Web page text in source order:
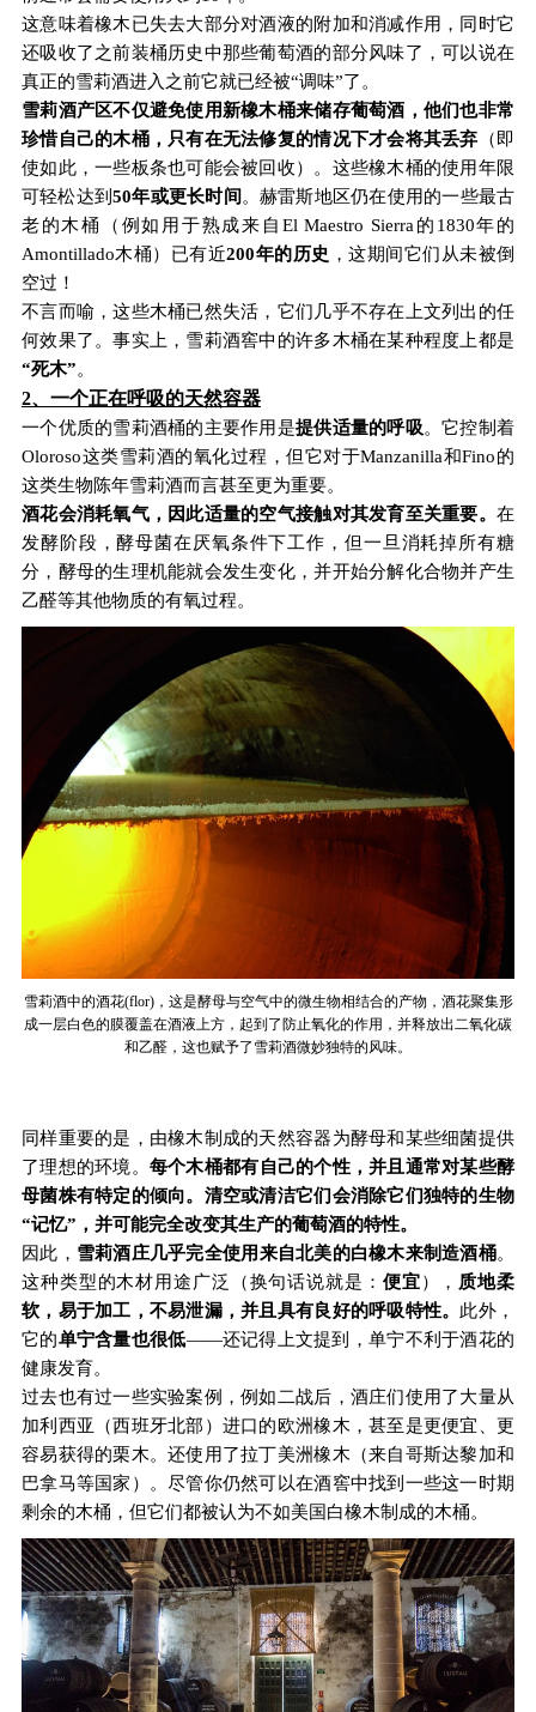
这意味着橡木已失去大部分对酒液的附加和消减作用，同时它
还吸收了之前装桶历史中那些葡萄酒的部分风味了，可以说在
真正的雪莉酒进入之前它就已经被“调味”了。
雪莉酒产区不仅避免使用新橡木桶来储存葡萄酒，他们也非常
珍惜自己的木桶，只有在无法修复的情况下才会将其丢弃 （即
使如此，一些板条也可能会被回收）。这些橡木桶的使用年限
可轻松达到50年或更长时间 。赫雷斯地区仍在使用的一些最古
老的木桶（例如用于熟成来自El Maestro Sierra的1830年的
Amontillado木桶）已有近200年的历史 ，这期间它们从未被倒
空过！
不言而喻，这些木桶已然失活，它们几乎不存在上文列出的任
何效果了。事实上，雪莉酒窖中的许多木桶在某种程度上都是
“死木”。
2、一个正在呼吸的天然容器
一个优质的雪莉酒桶的主要作用是提供适量的呼吸。它控制着
Oloroso这类雪莉酒的氧化过程，但它对于Manzanilla和Fino的
这类生物陈年雪莉酒而言甚至更为重要。
酒花会消耗氧气，因此适量的空气接触对其发育至关重要。 在
发酵阶段，酵母菌在厌氧条件下工作，但一旦消耗掉所有糖
分，酵母的生理机能就会发生变化，并开始分解化合物并产生
乙醛等其他物质的有氧过程。
雪莉酒中的酒花(flor)，这是酵母与空气中的微生物相结合的产物，酒花聚集形
成一层白色的膜覆盖在酒液上方，起到了防止氧化的作用，并释放出二氧化碳
和乙醛，这也赋予了雪莉酒微妙独特的风味。
同样重要的是，由橡木制成的天然容器为酵母和某些细菌提供
了理想的环境。 每个木桶都有自己的个性，并且通常对某些酵
母菌株有特定的倾向。清空或清洁它们会消除它们独特的生物
“记忆”，并可能完全改变其生产的葡萄酒的特性。
因此， 雪莉酒庄几乎完全使用来自北美的白橡木来制造酒桶。
这种类型的木材用途广泛（换句话说就是： 便宜）， 质地柔
软，易于加工，不易泄漏，并且具有良好的呼吸特性。 此外，
它的单宁含量也很低——还记得上文提到，单宁不利于酒花的
健康发育。
过去也有过一些实验案例，例如二战后，酒庄们使用了大量从
加利西亚（西班牙北部）进口的欧洲橡木，甚至是更便宜、更
容易获得的栗木。还使用了拉丁美洲橡木（来自哥斯达黎加和
巴拿马等国家）。尽管你仍然可以在酒窖中找到一些这一时期
剩余的木桶，但它们都被认为不如美国白橡木制成的木桶。